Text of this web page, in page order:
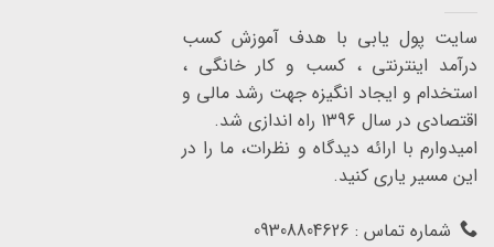
سایت پول یابی با هدف آموزش کسب
درآمد اینترنتی ، کسب و کار خانگی ،
استخدام و ایجاد انگیزه جهت رشد مالی و
اقتصادی در سال 1396 راه اندازی شد.
امیدوارم با ارائه دیدگاه و نظرات، ما را در
این مسیر یاری کنید.
شماره تماس : 09308804626